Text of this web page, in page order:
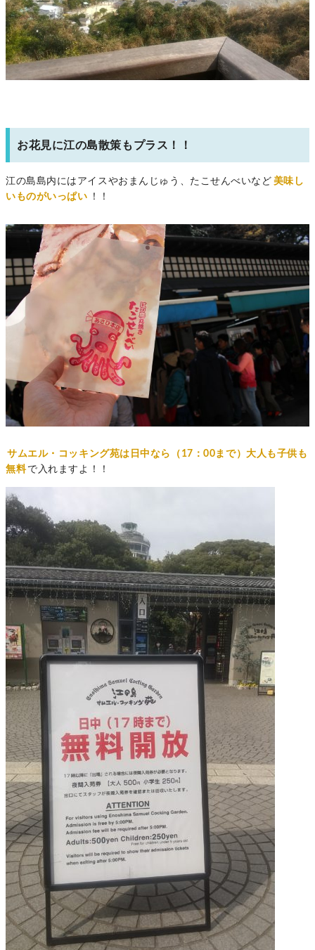
お花見に江の島散策もプラス！！
江の島島内にはアイスやおまんじゅう、たこせんべいなど 美味し
いものがいっぱい
！！
サムエル・コッキング苑は日中なら（17：00まで）大人も子供も
無料 で入れますよ！！